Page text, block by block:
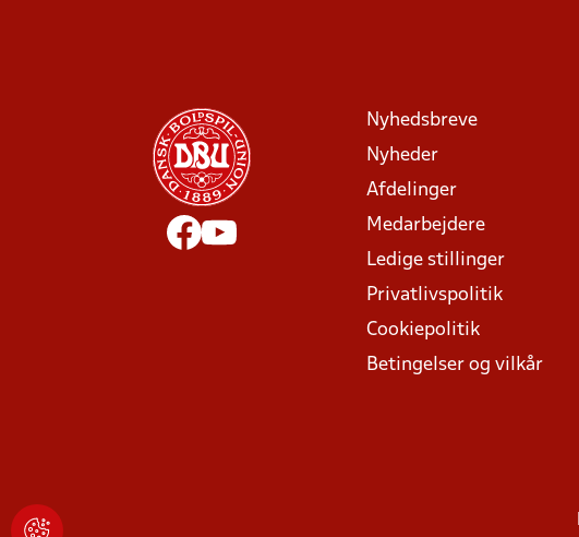
Nyhedsbreve
Nyheder
Afdelinger
Medarbejdere
Ledige stillinger
Privatlivspolitik
Cookiepolitik
Betingelser og vilkår